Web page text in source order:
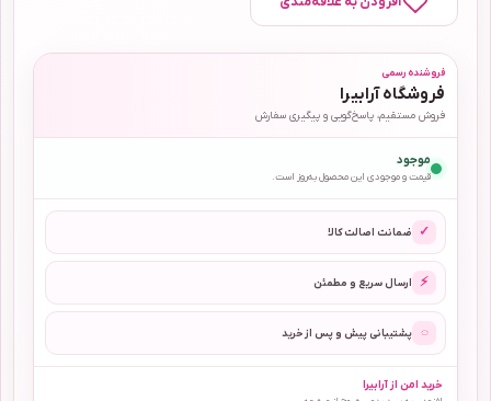
فروشنده رسمی
فروشگاه آرابیرا
فروش مستقیم، پاسخ‌گویی و پیگیری سفارش
موجود
قیمت و موجودی این محصول به‌روز است.
✓ ضمانت اصالت کالا
⚡ ارسال سریع و مطمئن
◌ پشتیبانی پیش و پس از خرید
خرید امن از آرابیرا